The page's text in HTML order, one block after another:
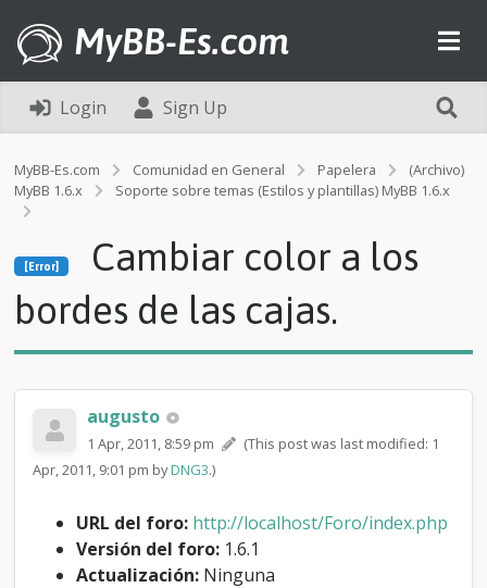
MyBB-Es.com
Login Sign Up
MyBB-Es.com Comunidad en General Papelera
(Archivo)
MyBB 1.6.x
Soporte sobre temas (Estilos y plantillas) MyBB 1.6.x
a
b
a
c
r
[Error]
Cambiar color a los
bordes de las cajas.
augusto
1 Apr, 2011, 8:59 pm
(This post was last modified: 1
Apr, 2011, 9:01 pm byDNG3.)
URL del foro: http://localhost/Foro/index.php
Versión del foro: 1.6.1
Actualización: Ninguna